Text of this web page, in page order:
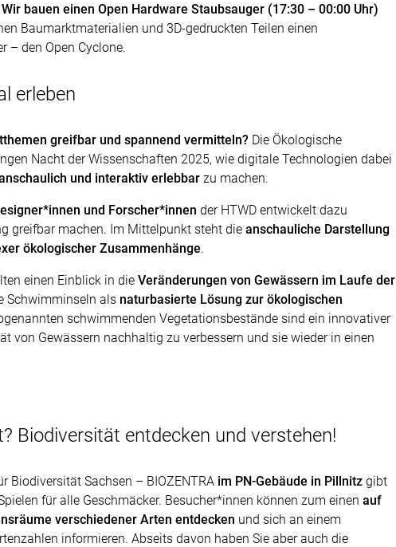
bauen einen Open Hardware Staubsauger (17:30 – 00:00 Uhr)
Baumarktmaterialien und 3D-gedruckten Teilen einen
– den Open Cyclone.
erleben
greifbar und spannend vermitteln? Die Ökologische
Nacht der Wissenschaften 2025, wie digitale Technologien dabei
und interaktiv erlebbar zu machen.
und Forscher*innen der HTWD entwickelt dazu
greifbar machen. Im Mittelpunkt steht die anschauliche Darstellung
ökologischer Zusammenhänge.
einen Einblick in die Veränderungen von Gewässern im Laufe der
Schwimminseln als naturbasierte Lösung zur ökologischen
schwimmenden Vegetationsbestände sind ein innovativer
von Gewässern nachhaltig zu verbessern und sie wieder in einen
Biodiversität entdecken und verstehen!
Biodiversität Sachsen – BIOZENTRA im PN-Gebäude in Pillnitz gibt
für alle Geschmäcker. Besucher*innen können zum einen auf
verschiedener Arten entdecken und sich an einem
informieren. Abseits davon haben Sie aber auch die